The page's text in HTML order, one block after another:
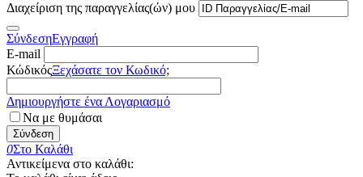
Διαχείριση της παραγγελίας(ών) μου
ΣύνδεσηΕγγραφή
E-mail
ΚώδικόςΞεχάσατε τον Κωδικό;
Δημιουργήστε ένα Λογαριασμό
Να με θυμάσαι
Σύνδεση
0Στο Καλάθι
Αντικείμενα στο καλάθι: